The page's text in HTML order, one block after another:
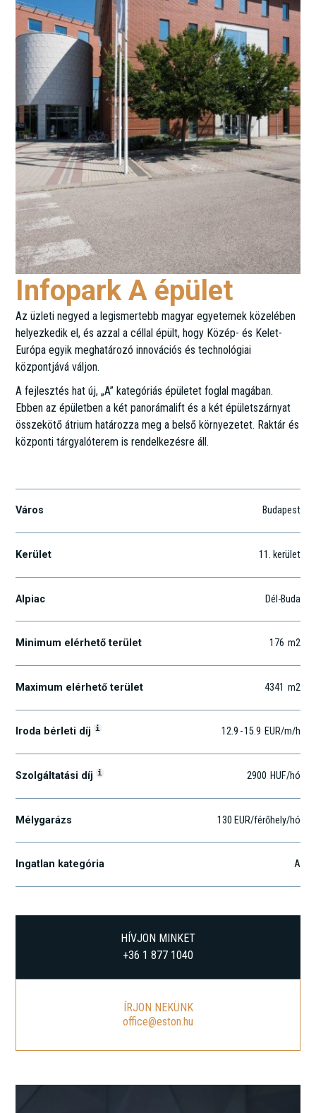
Infopark A épület
Az üzleti negyed a legismertebb magyar egyetemek közelében
helyezkedik el, és azzal a céllal épült, hogy Közép- és Kelet-
Európa egyik meghatározó innovációs és technológiai
központjává váljon.
A fejlesztés hat új, „A” kategóriás épületet foglal magában.
Ebben az épületben a két panorámalift és a két épületszárnyat
összekötő átrium határozza meg a belső környezetet. Raktár és
központi tárgyalóterem is rendelkezésre áll.
Város Budapest
Kerület 11. kerület
Alpiac Dél-Buda
Minimum elérhető terület 176 m2
Maximum elérhető terület 4341 m2
Iroda bérleti díj i 12.9 -15.9 EUR/m/h
Szolgáltatási díj i 2900 HUF/hó
Mélygarázs 130 EUR/férőhely/hó
Ingatlan kategória A
HÍVJON MINKET
+36 1 877 1040
ÍRJON NEKÜNK
office@eston.hu